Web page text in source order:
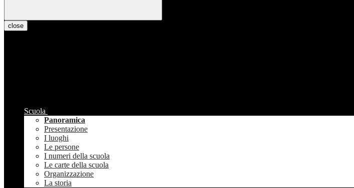
close
Scuola
Panoramica
Presentazione
I luoghi
Le persone
I numeri della scuola
Le carte della scuola
Organizzazione
La storia